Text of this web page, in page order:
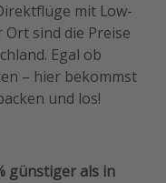
mit Low-
Ort sind die Preise
Egal ob
– hier bekommst
und los!
günstiger als in